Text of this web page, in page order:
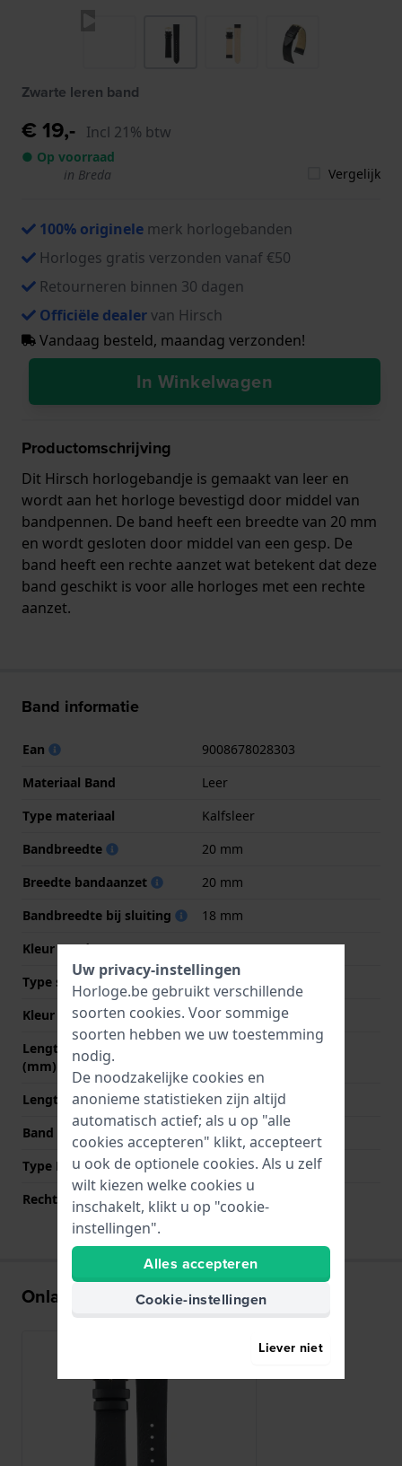
Zwarte leren band
€ 19,- Incl 21% btw
● Op voorraad
in Breda
Vergelijk
100% originele merk horlogebanden
Horloges gratis verzonden vanaf €50
Retourneren binnen 30 dagen
Officiële dealervan Hirsch
Vandaag besteld, maandag verzonden!
In Winkelwagen
Productomschrijving
Dit Hirsch horlogebandje is gemaakt van leer en
wordt aan het horloge bevestigd door middel van
bandpennen. De band heeft een breedte van 20 mm
en wordt gesloten door middel van een gesp. De
band heeft een rechte aanzet wat betekent dat deze
band geschikt is voor alle horloges met een rechte
aanzet.
Band informatie
Ean
9008678028303
Materiaal Band
Leer
Type materiaal
Kalfsleer
Bandbreedte
20 mm
Breedte bandaanzet
20 mm
Bandbreedte bij sluiting
18 mm
Kleur Band
Zwart
Type sluiting
Gesp
Kleur sluiting
Goud
Lengte band op 12 uur
(mm)
Lengte band op 6 uur (mm) 120 mm
Band maat
Type Bevestiging
Bandpennen
Rechte aanzet
Onlangs bekeken
Uw privacy-instellingen
Horloge.be gebruikt verschillende
soorten cookies. Voor sommige
soorten hebben we uw toestemming
nodig.
De noodzakelijke cookies en
anonieme statistieken zijn altijd
automatisch actief; als u op "alle
cookies accepteren" klikt, accepteert
u ook de optionele cookies. Als u zelf
wilt kiezen welke cookies u
inschakelt, klikt u op "cookie-
instellingen".
Alles accepteren
Cookie-instellingen
Liever niet